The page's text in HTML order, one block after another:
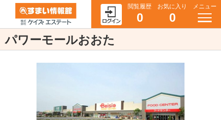
閲覧履歴
0
お気に入り
0
メニュー
パワーモールおおた